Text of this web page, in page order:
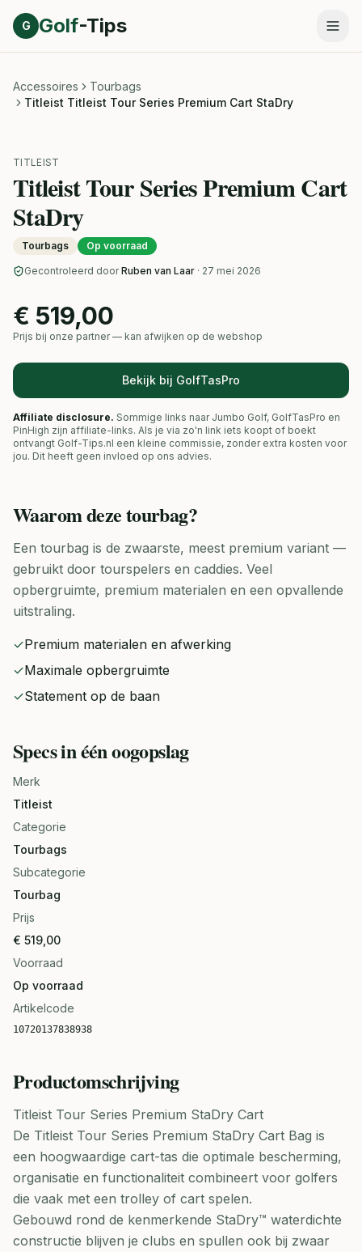
Direct naar inhoud
G Golf-Tips
Accessoires
Tourbags
Titleist Titleist Tour Series Premium Cart StaDry
TITLEIST
Titleist Tour Series Premium Cart
StaDry
Tourbags Op voorraad
Gecontroleerd door Ruben van Laar · 27 mei 2026
€ 519,00
Prijs bij onze partner — kan afwijken op de webshop
Bekijk bij GolfTasPro
Affiliate disclosure. Sommige links naar Jumbo Golf, GolfTasPro en
PinHigh zijn affiliate-links. Als je via zo'n link iets koopt of boekt
ontvangt Golf-Tips.nl een kleine commissie, zonder extra kosten voor
jou. Dit heeft geen invloed op ons advies.
Waarom dezetourbag?
Een tourbag is de zwaarste, meest premium variant —
gebruikt door tourspelers en caddies. Veel
opbergruimte, premium materialen en een opvallende
uitstraling.
✓Premium materialen en afwerking
✓Maximale opbergruimte
✓Statement op de baan
Specs in één oogopslag
Merk
Titleist
Categorie
Tourbags
Subcategorie
Tourbag
Prijs
€ 519,00
Voorraad
Op voorraad
Artikelcode
10720137838938
Productomschrijving
Titleist Tour Series Premium StaDry Cart
De Titleist Tour Series Premium StaDry Cart Bag is
een hoogwaardige cart-tas die optimale bescherming,
organisatie en functionaliteit combineert voor golfers
die vaak met een trolley of cart spelen.
Gebouwd rond de kenmerkende StaDry™ waterdichte
constructie blijven je clubs en spullen ook bij zwaar